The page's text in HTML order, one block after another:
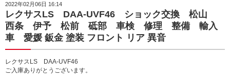
2022年02月06日 16:14
レクサスLS DAA-UVF46 ショック交換 松山
西条 伊予 松前 砥部 車検 修理 整備 輸入
車 愛媛 鈑金 塗装 フロント リア 異音
レクサスLS DAA-UVF46
ご入庫ありがとうございます。